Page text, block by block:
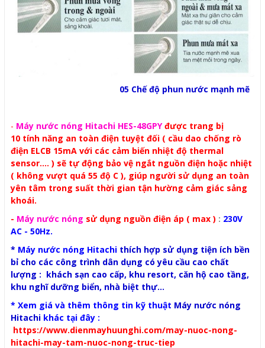
05 Chế độ phun nước mạnh mẽ
- Máy nước nóng Hitachi HES-48GPYđược trang bị
10 tính năng an toàn điện tuyệt đối ( cầu dao chống rò
điện ELCB 15mA với các cảm biến nhiệt độ thermal
sensor.... ) sẽ tự động bảo vệ ngắt nguồn điện hoặc nhiệt
( không vượt quá 55 độ C ), giúp người sử dụng an toàn
yên tâm trong suất thời gian tận hường cảm giác sảng
khoái.
- Máy nước nóng sử dụng nguồn điện áp ( max ) : 230V
AC - 50Hz.
* Máy nước nóng Hitachi thích hợp sử dụng tiện ích bền
bỉ cho các công trình dân dụng có yêu cầu cao chất
lượng : khách sạn cao cấp, khu resort, căn hộ cao tầng,
khu nghĩ dưỡng biển, nhà biệt thự...
* Xem giá và thêm thông tin kỹ thuật Máy nước nóng
Hitachi khác tại đây :
https://www.dienmayhuunghi.com/may-nuoc-nong-
hitachi-may-tam-nuoc-nong-truc-tiep